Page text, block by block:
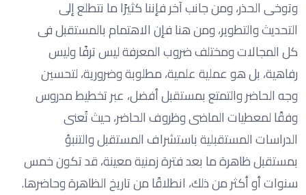
وتوخى الحذر، ومن جانب آخر فإننا كثيرًا ما نتطلع إلى
التحديث والتطوير، ومن هنا فإن الاهتمام بالمستقبل فى
كل المجالات ومختلف ضروب المعرفة ليس ترفًا وليس
رفاهية، بل هو عملية علمية، مطلوبة وضرورية، لتحسين
وجه الحاضر والتمتع بمستقبل أفضل، عبر تخطيط مدروس
وفقًا لمعطيات الماضى وظروف الحاضر، حيث تُعنى
الدراسات المستقبلية باستشراف المستقبل والتنبؤ
بمستقبل ظاهرة ما بعد فترة زمنية معينة، قد تكون خمس
سنوات أو أكثر من ذلك، انطلاقًا من تاريخ الظاهرة وحاضرها.